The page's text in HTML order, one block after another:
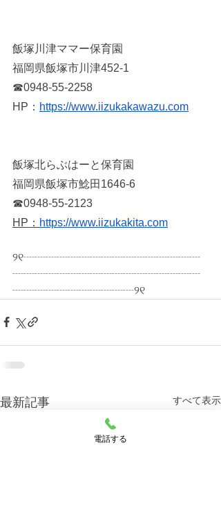
飯塚川津ママー保育園
福岡県飯塚市川津452-1
☎0948-55-2258
HP： https://www.iizukakawazu.com
飯塚北らぶはーと保育園
福岡県飯塚市鯰田1646-6
☎0948-55-2123
HP： https://www.iizukakita.com
୨୧┈┈┈┈┈┈┈┈┈┈┈┈┈┈┈┈
┈┈┈┈┈┈┈┈┈┈┈┈┈┈┈┈┈
┈┈┈┈┈┈┈┈┈┈┈୨୧
最新記事 すべて表示
電話する